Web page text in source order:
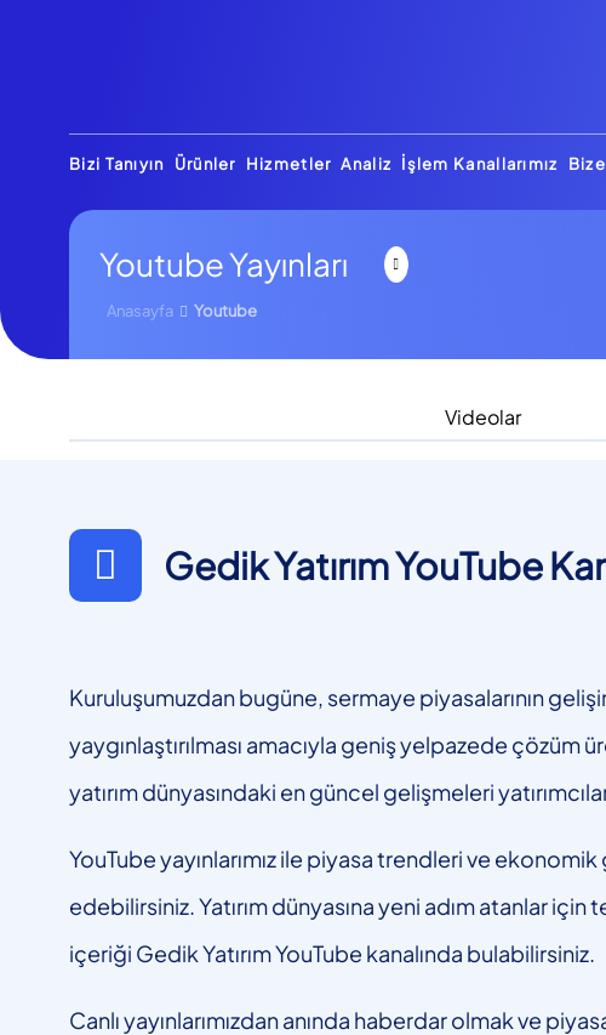
Bizi Tanıyın Ürünler Hizmetler Analiz İşlem Kanallarımız
Youtube Yayınları
Anasayfa Youtube
Videolar
Gedik Yatırım YouTube
Kuruluşumuzdan bugüne, sermaye piyasalarının
yaygınlaştırılması amacıyla geniş yelpazede çözüm
yatırım dünyasındaki en güncel gelişmeleri
YouTube yayınlarımız ile piyasa trendleri ve
edebilirsiniz. Yatırım dünyasına yeni adım atanlar
içeriği Gedik Yatırım YouTube kanalında bulabilirsiniz.
Canlı yayınlarımızdan anında haberdar olmak ve